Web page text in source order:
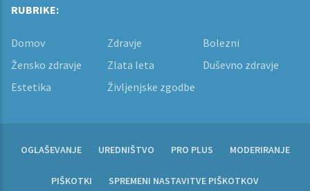
RUBRIKE:
Domov Zdravje
Bolezni
Žensko zdravje
Zlata leta
Duševno zdravje
Estetika
Življenjske zgodbe
OGLAŠEVANJE UREDNIŠTVO PRO PLUS MODERIRANJE
PIŠKOTKI SPREMENI NASTAVITVE PIŠKOTKOV